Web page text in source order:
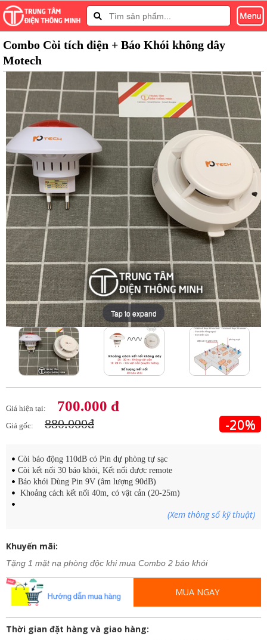
Combo Còi tích điện + Báo Khói không dây
Motech
Tap to expand
Tap to expand
Tap to expand
Tap to expand
Tap to expand
Tap to expand
Giá hiện tại: 700.000 đ
Giá gốc: 880.000đ -20%
Còi báo động 110dB có Pin dự phòng tự sạc
Còi kết nối 30 báo khói, Kết nối được remote
Báo khói Dùng Pin 9V (âm lượng 90dB)
Khoảng cách kết nối 40m, có vật cản (20-25m)
(Xem thông số kỹ thuật)
Khuyến mãi:
Tặng 1 mặt nạ phòng độc khi mua Combo 2 báo khói
MUA NGAY
Thời gian đặt hàng và giao hàng: